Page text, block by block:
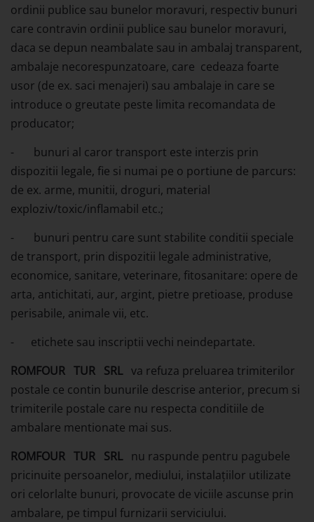
ordinii publice sau bunelor moravuri, respectiv bunuri
care contravin ordinii publice sau bunelor moravuri,
daca se depun neambalate sau in ambalaj transparent,
ambalaje necorespunzatoare, care cedeaza foarte
usor (de ex. saci menajeri) sau ambalaje in care se
introduce o greutate peste limita recomandata de
producator;
- bunuri al caror transport este interzis prin
dispozitii legale, fie si numai pe o portiune de parcurs:
de ex. arme, munitii, droguri, material
exploziv/toxic/inflamabil etc.;
- bunuri pentru care sunt stabilite conditii speciale
de transport, prin dispozitii legale administrative,
economice, sanitare, veterinare, fitosanitare: opere de
arta, antichitati, aur, argint, pietre pretioase, produse
perisabile, animale vii, etc.
- etichete sau inscriptii vechi neindepartate.
ROMFOUR TUR SRL va refuza preluarea trimiterilor
postale ce contin bunurile descrise anterior, precum si
trimiterile postale care nu respecta conditiile de
ambalare mentionate mai sus.
ROMFOUR TUR SRL nu raspunde pentru pagubele
pricinuite persoanelor, mediului, instalațiilor utilizate
ori celorlalte bunuri, provocate de viciile ascunse prin
ambalare, pe timpul furnizarii serviciului.